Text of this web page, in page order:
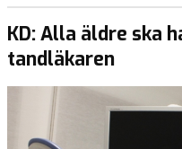
KD: Alla äldre ska
tandläkaren